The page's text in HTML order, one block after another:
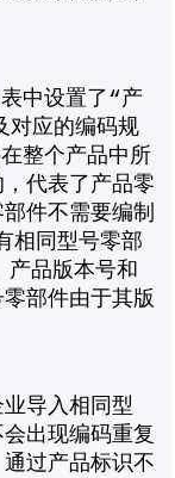
中设置了“产
对应的编码规
整个产品中所
代表了产品零
件不需要编制
相同型号零部
产品版本号和
部件由于其版
导入相同型
出现编码重复
过产品标识不